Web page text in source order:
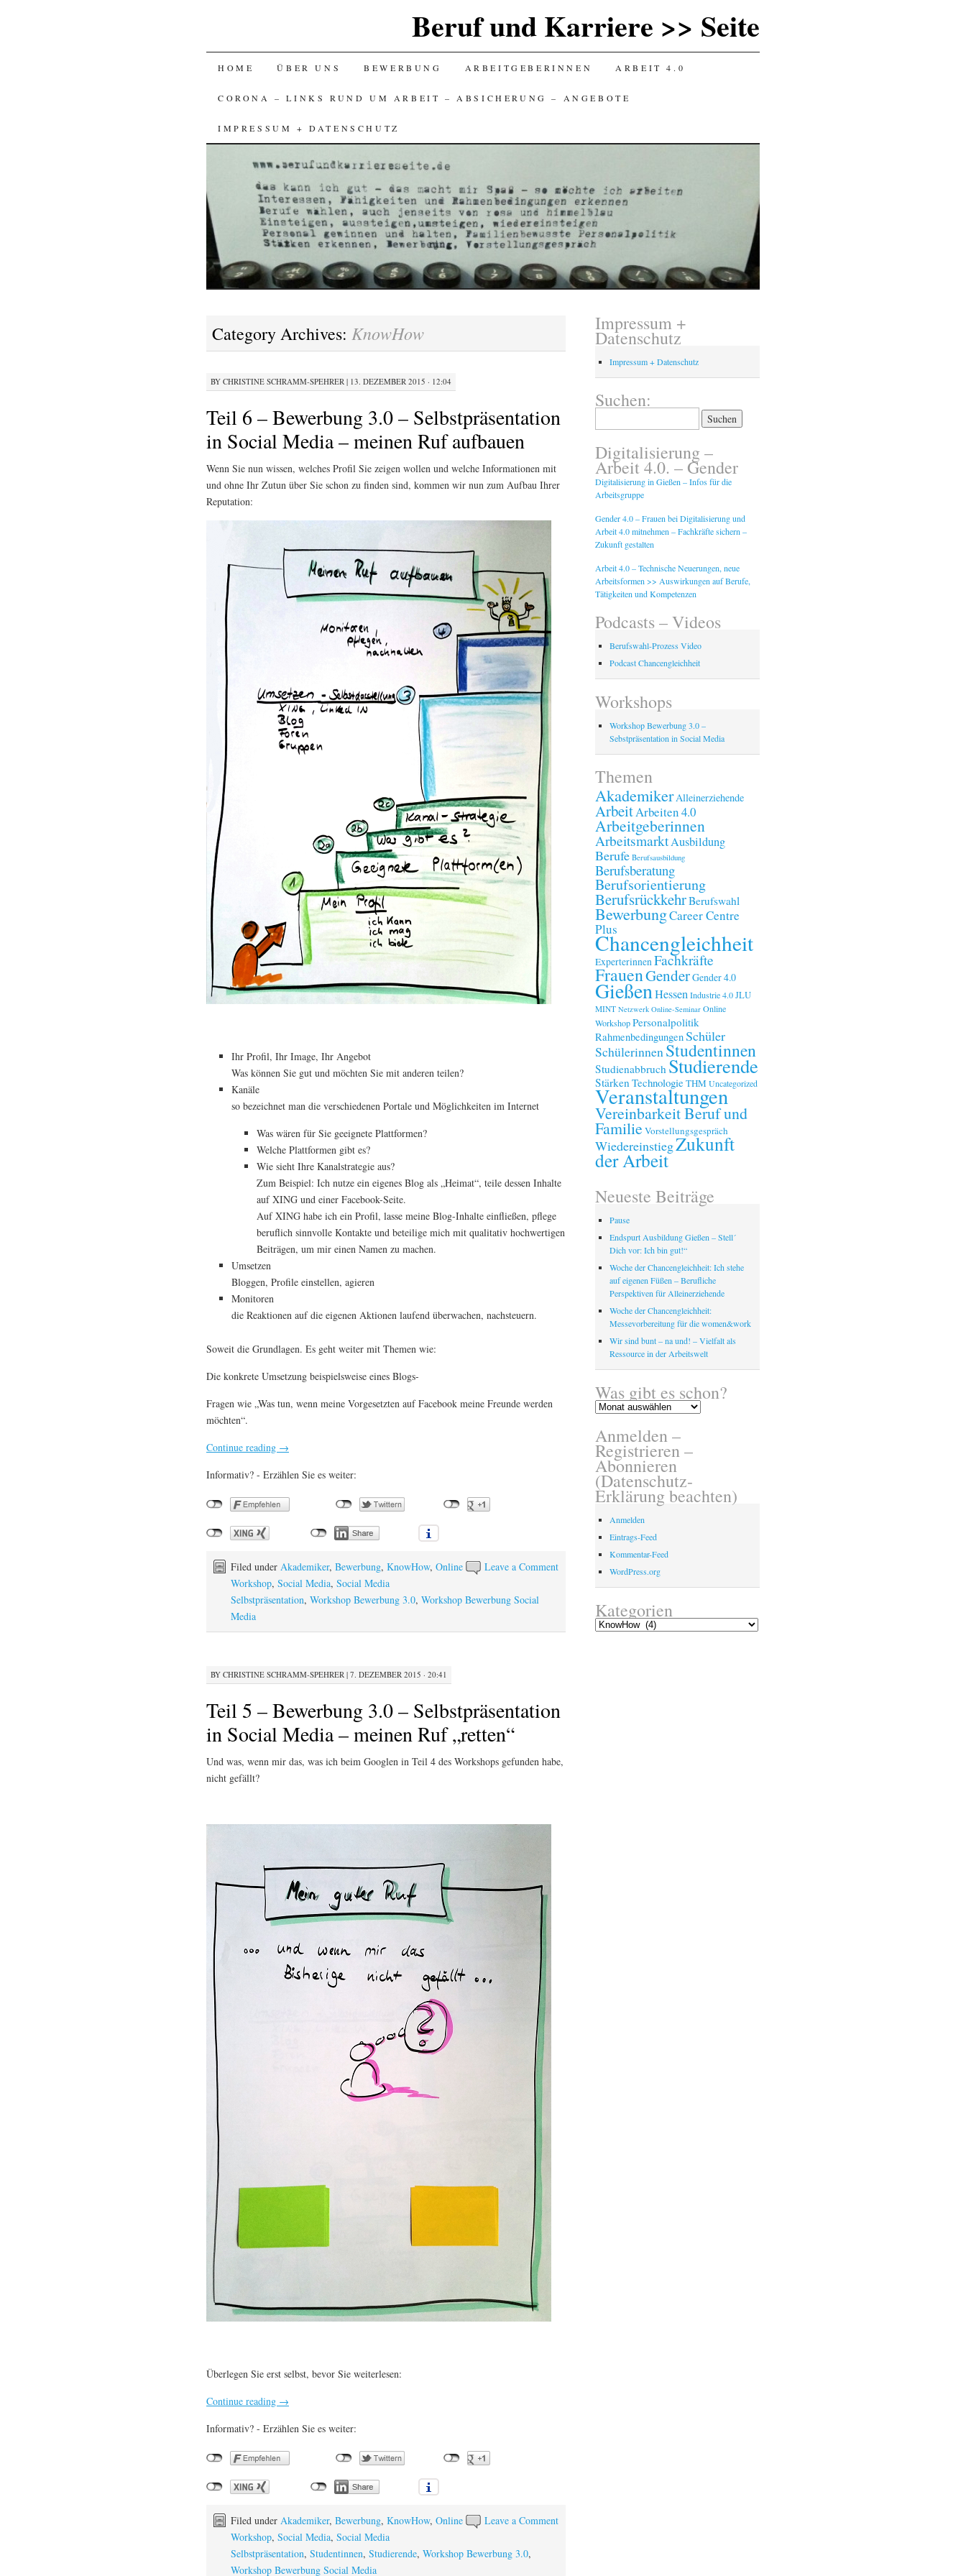
Beruf und Karriere >> Seite
SKIP
TO
CONTENT
HOME ÜBER UNS BEWERBUNG ARBEITGEBERINNEN ARBEIT 4.0
CORONA – LINKS RUND UM ARBEIT – ABSICHERUNG – ANGEBOTE
IMPRESSUM + DATENSCHUTZ
Category Archives: KnowHow
BY CHRISTINE SCHRAMM-SPEHRER | 13. DEZEMBER 2015 · 12:04
Teil 6 – Bewerbung 3.0 – Selbstpräsentation
in Social Media – meinen Ruf aufbauen
Wenn Sie nun wissen, welches Profil Sie zeigen wollen und welche Informationen mit
und ohne Ihr Zutun über Sie schon zu finden sind, kommen wir nun zum Aufbau Ihrer
Reputation:
Ihr Profil, Ihr Image, Ihr Angebot
Was können Sie gut und möchten Sie mit anderen teilen?
Kanäle
so bezeichnet man die verschiedenen Portale und Möglichkeiten im Internet
Was wären für Sie geeignete Plattformen?
Welche Plattformen gibt es?
Wie sieht Ihre Kanalstrategie aus?
Zum Beispiel: Ich nutze ein eigenes Blog als „Heimat“, teile dessen Inhalte
auf XING und einer Facebook-Seite.
Auf XING habe ich ein Profil, lasse meine Blog-Inhalte einfließen, pflege
beruflich sinnvolle Kontakte und beteilige mich mit qualitativ hochwertigen
Beiträgen, um mir einen Namen zu machen.
Umsetzen
Bloggen, Profile einstellen, agieren
Monitoren
die Reaktionen auf die eigenen Aktionen laufend überwachen, nachsteuern.
Soweit die Grundlagen. Es geht weiter mit Themen wie:
Die konkrete Umsetzung beispielsweise eines Blogs-
Fragen wie „Was tun, wenn meine Vorgesetzten auf Facebook meine Freunde werden
möchten“.
Continue reading →
Informativ? - Erzählen Sie es weiter:
Leave a Comment
Filed under Akademiker, Bewerbung, KnowHow, Online
Workshop, Social Media, Social Media
Selbstpräsentation, Workshop Bewerbung 3.0, Workshop Bewerbung Social
Media
BY CHRISTINE SCHRAMM-SPEHRER | 7. DEZEMBER 2015 · 20:41
Teil 5 – Bewerbung 3.0 – Selbstpräsentation
in Social Media – meinen Ruf „retten“
Und was, wenn mir das, was ich beim Googlen in Teil 4 des Workshops gefunden habe,
nicht gefällt?
Überlegen Sie erst selbst, bevor Sie weiterlesen:
Continue reading →
Informativ? - Erzählen Sie es weiter:
Leave a Comment
Filed under Akademiker, Bewerbung, KnowHow, Online
Workshop, Social Media, Social Media
Selbstpräsentation, Studentinnen, Studierende, Workshop Bewerbung 3.0,
Workshop Bewerbung Social Media
Impressum +
Datenschutz
Impressum + Datenschutz
Suchen:
nach:
Digitalisierung –
Arbeit 4.0. – Gender
Digitalisierung in Gießen – Infos für die
Arbeitsgruppe
Gender 4.0 – Frauen bei Digitalisierung und
Arbeit 4.0 mitnehmen – Fachkräfte sichern –
Zukunft gestalten
Arbeit 4.0 – Technische Neuerungen, neue
Arbeitsformen >> Auswirkungen auf Berufe,
Tätigkeiten und Kompetenzen
Podcasts – Videos
Berufswahl-Prozess Video
Podcast Chancengleichheit
Workshops
Workshop Bewerbung 3.0 –
Sebstpräsentation in Social Media
Themen
AkademikerAlleinerziehende
ArbeitArbeiten 4.0
Arbeitgeberinnen
ArbeitsmarktAusbildung
Berufe Berufsausbildung
Berufsberatung
Berufsorientierung
BerufsrückkehrBerufswahl
BewerbungCareer Centre
Plus
Chancengleichheit
ExperterinnenFachkräfte
FrauenGenderGender 4.0
GießenHessen Industrie 4.0 JLU
MINT Netzwerk Online-Seminar Online
Workshop Personalpolitik
RahmenbedingungenSchüler
SchülerinnenStudentinnen
Studienabbruch Studierende
Stärken TechnologieTHM Uncategorized
Veranstaltungen
Vereinbarkeit Beruf und
Familie Vorstellungsgespräch
WiedereinstiegZukunft
der Arbeit
Neueste Beiträge
Pause
Endspurt Ausbildung Gießen – Stell´
Dich vor: Ich bin gut!“
Woche der Chancengleichheit: Ich stehe
auf eigenen Füßen – Berufliche
Perspektiven für Alleinerziehende
Woche der Chancengleichheit:
Messevorbereitung für die women&work
Wir sind bunt – na und! – Vielfalt als
Ressource in der Arbeitswelt
Was gibt es schon?
Was
es
schon?
Anmelden –
Registrieren –
Abonnieren
(Datenschutz-
Erklärung beachten)
Anmelden
Eintrags-Feed
Kommentar-Feed
WordPress.org
Kategorien
Kategorien